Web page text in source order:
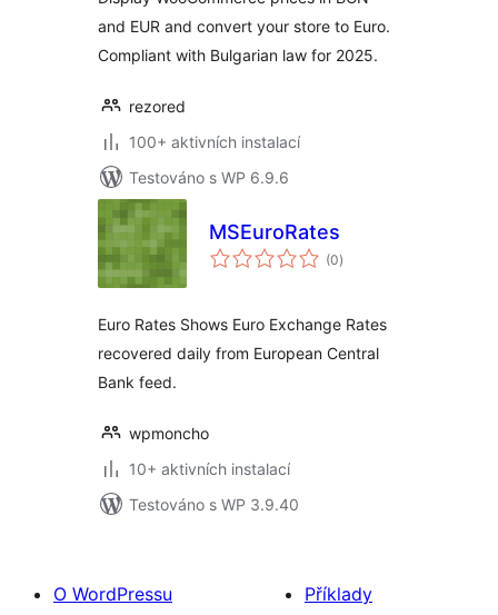
and EUR and convert your store to Euro.
Compliant with Bulgarian law for 2025.
rezored
100+ aktivních instalací
Testováno s WP 6.9.6
MSEuroRates
(0celkové
hodnocení
)
Euro Rates Shows Euro Exchange Rates
recovered daily from European Central
Bank feed.
wpmoncho
10+ aktivních instalací
Testováno s WP 3.9.40
O WordPressu
Příklady